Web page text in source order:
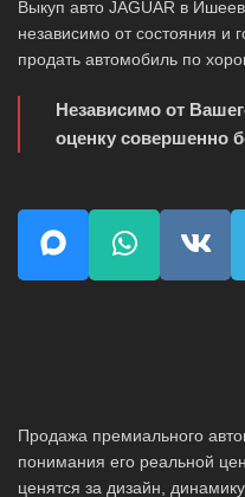
Выкуп авто JAGUAR в
независимо от состояния и
продать автомобиль по
Независимо от
оценку совершенно
Продажа премиального
понимания его реальной
ценятся за дизайн,